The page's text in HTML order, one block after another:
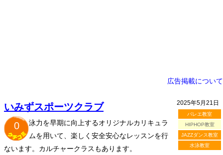
広告掲載について
2025年5月21日
バレエ教室
HIPHOP教室
JAZZダンス教室
水泳教室
いみずスポーツクラブ
0
泳力を早期に向上するオリジナルカリキュラ
ムを用いて、楽しく安全安心なレッスンを行
ないます。カルチャークラスもあります。